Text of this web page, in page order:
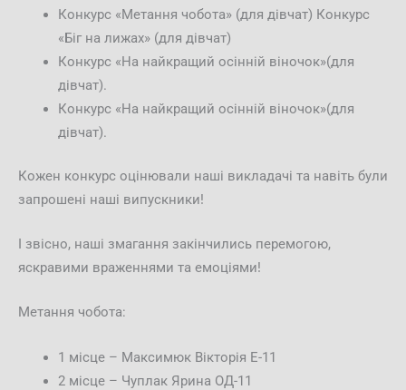
Конкурс «Метання чобота» (для дівчат) Конкурс
«Біг на лижах» (для дівчат)
Конкурс «На найкращий осінній віночок»(для
дівчат).
Конкурс «На найкращий осінній віночок»(для
дівчат).
Кожен конкурс оцінювали наші викладачі та навіть були
запрошені наші випускники!
І звісно, наші змагання закінчились перемогою,
яскравими враженнями та емоціями!
Метання чобота:
1 місце – Максимюк Вікторія Е-11
2 місце – Чуплак Ярина ОД-11